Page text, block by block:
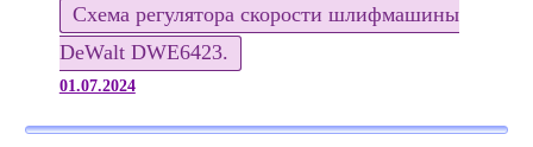
Схема регулятора скорости шлифмашины
DeWalt DWE6423.
01.07.2024